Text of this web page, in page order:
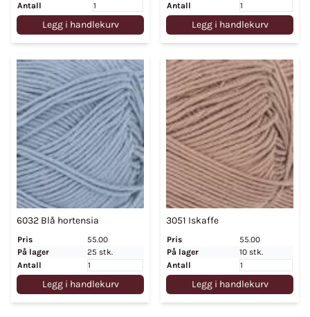
Antall
Legg i handlekurv
Antall
Legg i handlekurv
6032 Blå hortensia
Pris
55.00
På lager
25 stk.
Antall
Legg i handlekurv
3051 Iskaffe
Pris
55.00
På lager
10 stk.
Antall
Legg i handlekurv